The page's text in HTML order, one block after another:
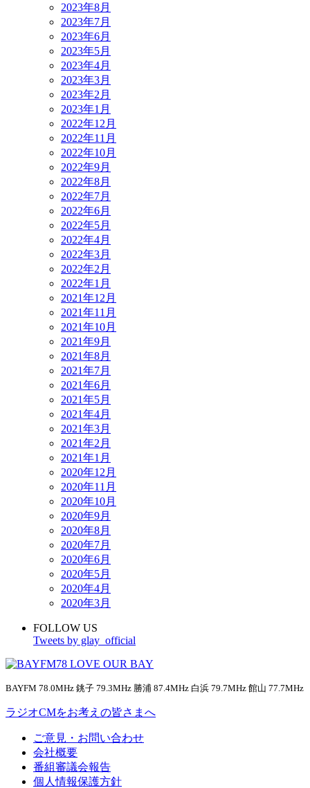
2023年8月
2023年7月
2023年6月
2023年5月
2023年4月
2023年3月
2023年2月
2023年1月
2022年12月
2022年11月
2022年10月
2022年9月
2022年8月
2022年7月
2022年6月
2022年5月
2022年4月
2022年3月
2022年2月
2022年1月
2021年12月
2021年11月
2021年10月
2021年9月
2021年8月
2021年7月
2021年6月
2021年5月
2021年4月
2021年3月
2021年2月
2021年1月
2020年12月
2020年11月
2020年10月
2020年9月
2020年8月
2020年7月
2020年6月
2020年5月
2020年4月
2020年3月
FOLLOW US
Tweets by glay_official
BAYFM 78.0MHz 銚子 79.3MHz 勝浦 87.4MHz 白浜 79.7MHz 館山 77.7MHz
ラジオCMをお考えの皆さまへ
ご意見・お問い合わせ
会社概要
番組審議会報告
個人情報保護方針